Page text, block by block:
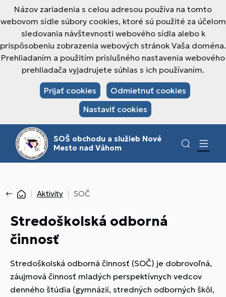
Názov zariadenia s celou adresou používa na tomto
webovom sídle súbory cookies, ktoré sú použité za účelom
sledovania návštevnosti webového sídla alebo k
prispôsobeniu zobrazenia webových stránok Vaša doména.
Prehliadaním a použitím príslušného nastavenia webového
prehliadača vyjadrujete súhlas s ich používaním.
Prijať cookies
Odmietnuť cookies
Nastaviť cookies
SOŠ obchodu a služieb Nové
Mesto nad Váhom
Aktivity SOČ
Stredoškolská odborná
činnosť
Stredoškolská odborná činnosť (SOČ) je dobrovoľná,
záujmová činnosť mladých perspektívnych vedcov
denného štúdia (gymnázií, stredných odborných škôl,